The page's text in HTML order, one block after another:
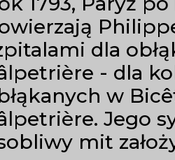
dla
- dla
w
Jego
mit